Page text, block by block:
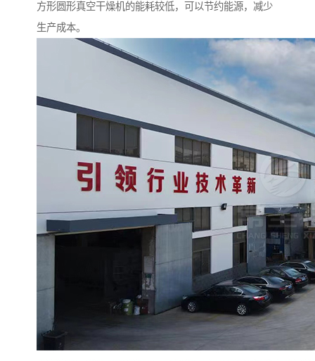
方形圆形真空干燥机的能耗较低，可以节约能源，减少
生产成本。